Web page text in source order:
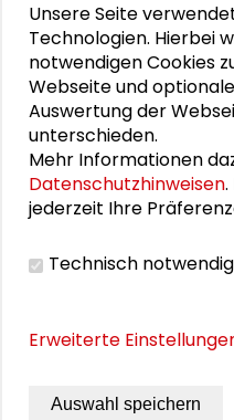
Schader-Preis 2026
Schader-
1993
Schader-Preis 2025
Der Schader-Preis
PERSONEN IM KONTEXT
Erika Spiegel
Unsere Seite
Technologien. Hierbei
notwendigen Cookies
Webseite und
Auswertung der
unterschieden.
Mehr Informationen
Datenschutzhinweisen
jederzeit Ihre
Technisch notwendig
Erweiterte
Auswahl speichern